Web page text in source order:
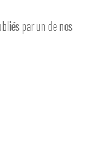
par un de nos